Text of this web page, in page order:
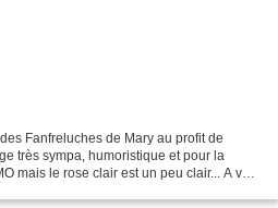
Fanfreluches de Mary au profit de
très sympa, humoristique et pour la
mais le rose clair est un peu clair... A voir